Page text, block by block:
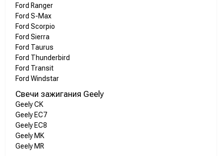
Ford Ranger
Ford S-Max
Ford Scorpio
Ford Sierra
Ford Taurus
Ford Thunderbird
Ford Transit
Ford Windstar
Свечи зажигания Geely
Geely CK
Geely EC7
Geely EC8
Geely MK
Geely MR